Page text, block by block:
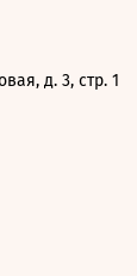
д. 3, стр. 1